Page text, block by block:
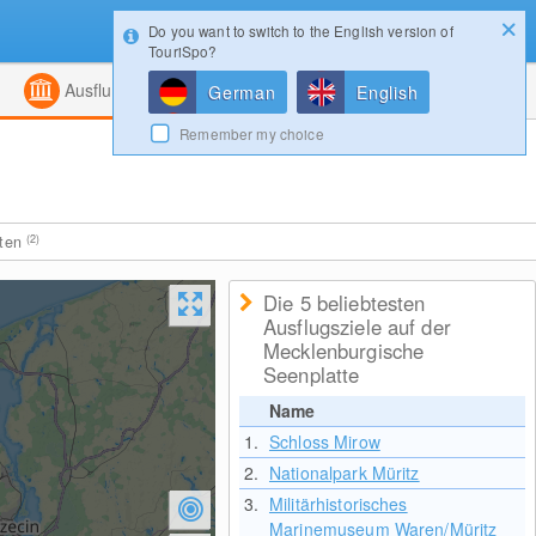
Kombiniert
Ausflugsziele Magazin
(2)
Die 5 beliebtesten
Ausflugsziele auf der
Mecklenburgische
Seenplatte
Name
1. Schloss Mirow
2. Nationalpark Müritz
3. Militärhistorisches
Marinemuseum Waren/Müritz
Login
Do you want to switch to the English version of
TouriSpo?
German English
Remember my choice
Konfigurator Gewinnspiele